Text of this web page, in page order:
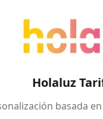
Holaluz
basada